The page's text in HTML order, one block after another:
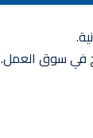
في سوق العمل.